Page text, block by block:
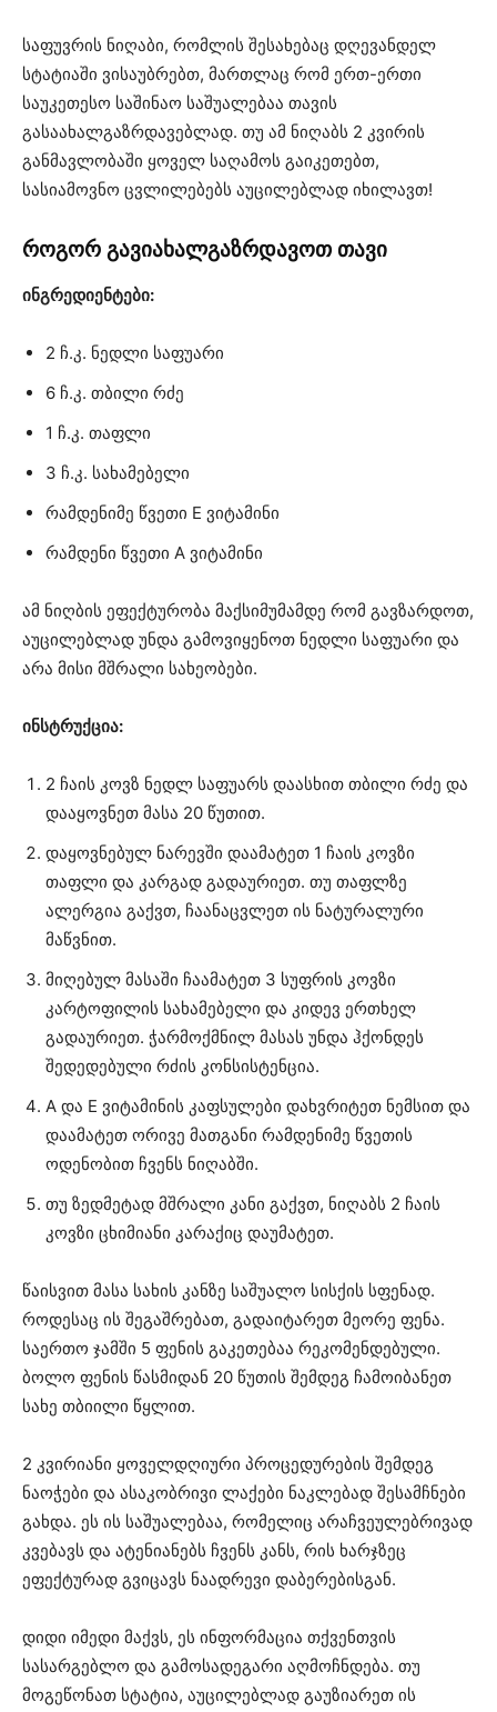
საფუვრის ნიღაბი, რომლის შესახებაც დღევანდელ
სტატიაში ვისაუბრებთ, მართლაც რომ ერთ-ერთი
საუკეთესო საშინაო საშუალებაა თავის
გასაახალგაზრდავებლად. თუ ამ ნიღაბს 2 კვირის
განმავლობაში ყოველ საღამოს გაიკეთებთ,
სასიამოვნო ცვლილებებს აუცილებლად იხილავთ!
როგორ გავიახალგაზრდავოთ თავი
ინგრედიენტები:
2 ჩ.კ. ნედლი საფუარი
6 ჩ.კ. თბილი რძე
1 ჩ.კ. თაფლი
3 ჩ.კ. სახამებელი
რამდენიმე წვეთი E ვიტამინი
რამდენი წვეთი A ვიტამინი
ამ ნიღბის ეფექტურობა მაქსიმუმამდე რომ გავზარდოთ,
აუცილებლად უნდა გამოვიყენოთ ნედლი საფუარი და
არა მისი მშრალი სახეობები.
ინსტრუქცია:
2 ჩაის კოვზ ნედლ საფუარს დაასხით თბილი რძე და
დააყოვნეთ მასა 20 წუთით.
დაყოვნებულ ნარევში დაამატეთ 1 ჩაის კოვზი
თაფლი და კარგად გადაურიეთ. თუ თაფლზე
ალერგია გაქვთ, ჩაანაცვლეთ ის ნატურალური
მაწვნით.
მიღებულ მასაში ჩაამატეთ 3 სუფრის კოვზი
კარტოფილის სახამებელი და კიდევ ერთხელ
გადაურიეთ. ჭარმოქმნილ მასას უნდა ჰქონდეს
შედედებული რძის კონსისტენცია.
A და E ვიტამინის კაფსულები დახვრიტეთ ნემსით და
დაამატეთ ორივე მათგანი რამდენიმე წვეთის
ოდენობით ჩვენს ნიღაბში.
თუ ზედმეტად მშრალი კანი გაქვთ, ნიღაბს 2 ჩაის
კოვზი ცხიმიანი კარაქიც დაუმატეთ.
წაისვით მასა სახის კანზე საშუალო სისქის სფენად.
როდესაც ის შეგაშრებათ, გადაიტარეთ მეორე ფენა.
საერთო ჯამში 5 ფენის გაკეთებაა რეკომენდებული.
ბოლო ფენის წასმიდან 20 წუთის შემდეგ ჩამოიბანეთ
სახე თბიილი წყლით.
2 კვირიანი ყოველდღიური პროცედურების შემდეგ
ნაოჭები და ასაკობრივი ლაქები ნაკლებად შესამჩნები
გახდა. ეს ის საშუალებაა, რომელიც არაჩვეულებრივად
კვებავს და ატენიანებს ჩვენს კანს, რის ხარჯზეც
ეფექტურად გვიცავს ნაადრევი დაბერებისგან.
დიდი იმედი მაქვს, ეს ინფორმაცია თქვენთვის
სასარგებლო და გამოსადეგარი აღმოჩნდება. თუ
მოგეწონათ სტატია, აუცილებლად გაუზიარეთ ის